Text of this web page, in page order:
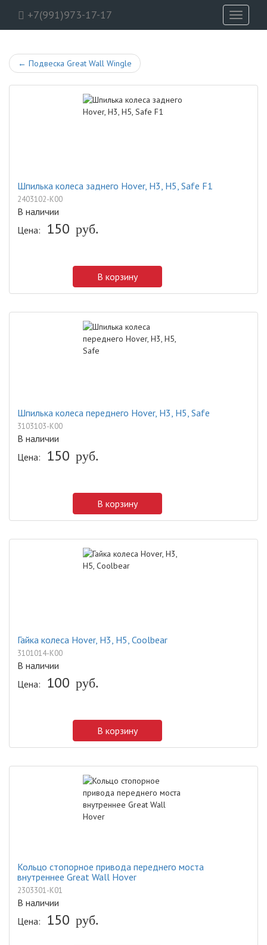
+7(991)973-17-17
Toggle
← Подвеска Great Wall Wingle
Шпилька колеса заднего Hover, H3, H5, Safe F1
2403102-K00
В наличии
Цена:
150 руб.
В корзину
Шпилька колеса переднего Hover, H3, H5, Safe
3103103-K00
В наличии
Цена:
150 руб.
В корзину
Гайка колеса Hover, H3, H5, Coolbear
3101014-K00
В наличии
Цена:
100 руб.
В корзину
Кольцо стопорное привода переднего моста
внутреннее Great Wall Hover
2303301-K01
В наличии
Цена:
150 руб.